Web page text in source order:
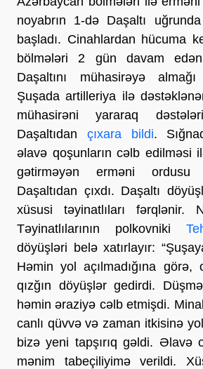
noyabrın 1-də Daşaltı
başladı. Cinahlardan hücuma
bölmələri 2 gün davam
Daşaltını mühasirəyə
Şuşada artilleriya ilə
mühasirəni yararaq
Daşaltıdan çıxara bildi.
əlavə qoşunların cəlb edilməsi
gətirməyən erməni ordusu
Daşaltıdan çıxdı. Daşaltı
xüsusi təyinatlıları fərqlənir.
Təyinatlılarının polkovniki
döyüşləri belə xatırlayır:
Həmin yol açılmadığına görə,
qızğın döyüşlər gedirdi.
həmin əraziyə cəlb etmişdi.
canlı qüvvə və zaman itkisinə
bizə yeni tapşırıq gəldi. Əlavə
mənim tabeçiliyimə verildi.